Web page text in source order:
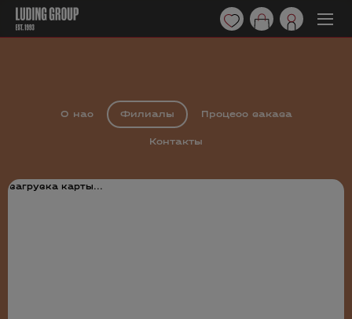
О нас Филиалы Процесс заказа
Контакты
загрузка карты...